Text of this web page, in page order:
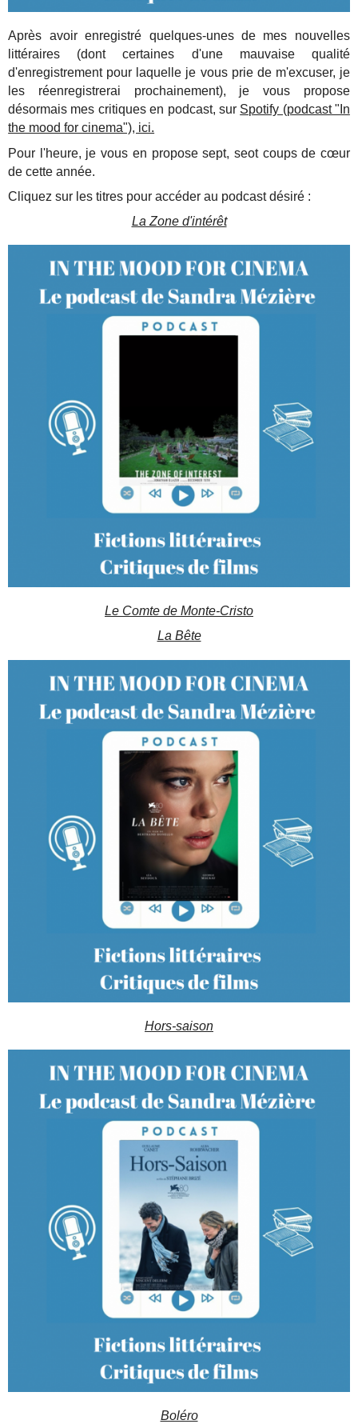
Après avoir enregistré quelques-unes de mes nouvelles
littéraires (dont certaines d'une mauvaise qualité
d'enregistrement pour laquelle je vous prie de m'excuser, je
les réenregistrerai prochainement), je vous propose
désormais mes critiques en podcast, sur Spotify (podcast "In
the mood for cinema"), ici.
Pour l'heure, je vous en propose sept, seot coups de cœur
de cette année.
Cliquez sur les titres pour accéder au podcast désiré :
La Zone d'intérêt
Le Comte de Monte-Cristo
La Bête
Hors-saison
Boléro